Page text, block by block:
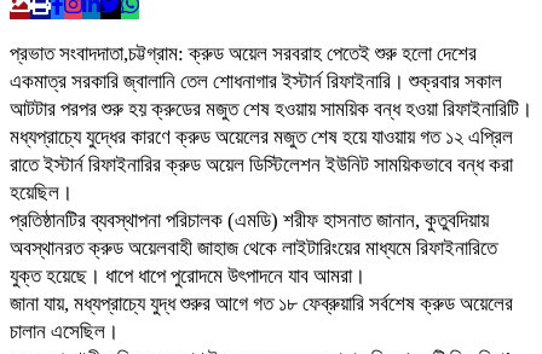
প্রভাত সংবাদদাতা,চট্টগ্রাম: ক্রুড অয়েল সরবরাহ পেতেই শুরু হলো দেশের
একমাত্র সরকারি জ্বালানি তেল শোধনাগার ইস্টার্ন রিফাইনারি। শুক্রবার সকাল
আটটার পরপর শুরু হয় ক্রুডের মজুত শেষ হওয়ায় সাময়িক বন্ধ হওয়া রিফাইনারিটি।
মধ্যপ্রাচ্যে যুদ্ধের কারণে ক্রুড অয়েলের মজুত শেষ হয়ে যাওয়ায় গত ১২ এপ্রিল
রাতে ইস্টার্ন রিফাইনারির ক্রুড অয়েল ডিস্টিলেশন ইউনিট সাময়িকভাবে বন্ধ করা
হয়েছিল।
প্রতিষ্ঠানটির ব্যবস্থাপনা পরিচালক (এমডি) শরীফ হাসনাত জানান, কুতুবদিয়ায়
অবস্থানরত ক্রুড অয়েলবাহী জাহাজ থেকে লাইটারিংয়ের মাধ্যমে রিফাইনারিতে
যুক্ত হয়েছে। ধাপে ধাপে পুরোদমে উৎপাদনে যাব আমরা।
জানা যায়, মধ্যপ্রাচ্যে যুদ্ধ শুরুর আগে গত ১৮ ফেব্রুয়ারি সর্বশেষ ক্রুড অয়েলের
চালান এসেছিল।